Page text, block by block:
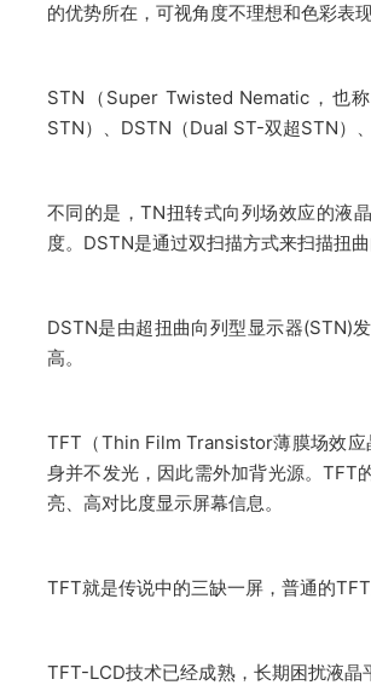
的优势所在，可视角度不理想和色彩表
STN（Super Twisted Nematic，也
STN）、DSTN（Dual ST-双超STN）
不同的是，TN扭转式向列场效应的液
度。DSTN是通过双扫描方式来扫描扭
DSTN是由超扭曲向列型显示器(STN)
高。
TFT（Thin Film Transistor薄膜场效应
身并不发光，因此需外加背光源。TFT
亮、高对比度显示屏幕信息。
TFT就是传说中的三缺一屏，普通的
TFT-LCD技术已经成熟，长期困扰液